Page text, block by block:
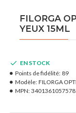
FILORGA
YEUX 15ML
EN STOCK
Points de fidélité: 89
Modèle: FILORGA
MPN: 3401361057578